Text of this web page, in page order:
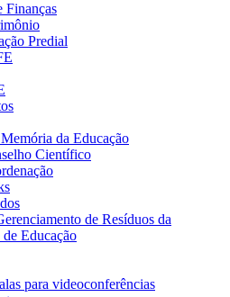
Finanças
Predial
da Educação
Científico
de Resíduos da
Educação
para videoconferências